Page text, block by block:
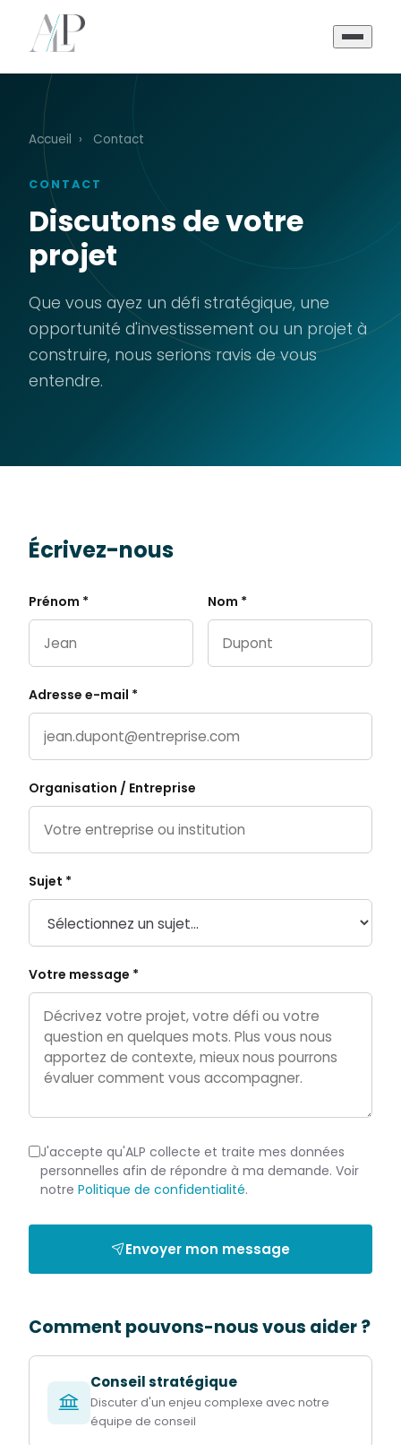
Accueil › Contact
CONTACT
Discutons de votre
projet
Que vous ayez un défi stratégique, une
opportunité d'investissement ou un projet à
construire, nous serions ravis de vous
entendre.
Écrivez-nous
Prénom * Nom *
Adresse e-mail *
Organisation / Entreprise
Sujet *
Votre message *
J'accepte qu'ALP collecte et traite mes données
personnelles afin de répondre à ma demande. Voir
notre Politique de confidentialité.
Envoyer mon message
Comment pouvons-nous vous aider ?
Conseil stratégique
Discuter d'un enjeu complexe avec notre
équipe de conseil